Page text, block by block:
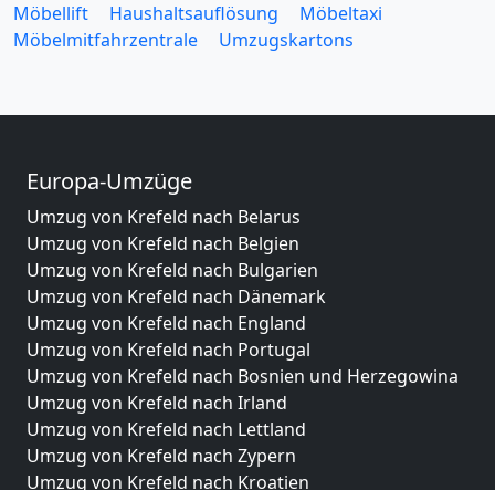
Möbellift
Haushaltsauflösung
Möbeltaxi
Möbelmitfahrzentrale
Umzugskartons
Europa-Umzüge
Umzug von Krefeld nach Belarus
Umzug von Krefeld nach Belgien
Umzug von Krefeld nach Bulgarien
Umzug von Krefeld nach Dänemark
Umzug von Krefeld nach England
Umzug von Krefeld nach Portugal
Umzug von Krefeld nach Bosnien und Herzegowina
Umzug von Krefeld nach Irland
Umzug von Krefeld nach Lettland
Umzug von Krefeld nach Zypern
Umzug von Krefeld nach Kroatien